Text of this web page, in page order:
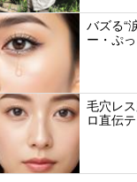
バズる“
ー・ぷ
毛穴レ
ロ直伝